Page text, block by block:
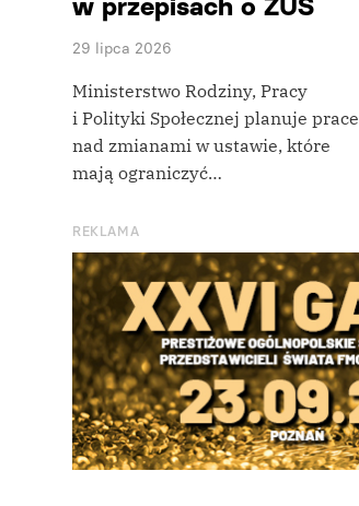
29 lipca 2026
Ministerstwo Rodziny, Pracy
i Polityki Społecznej planuje prace
nad zmianami w ustawie, które
mają ograniczyć…
REKLAMA